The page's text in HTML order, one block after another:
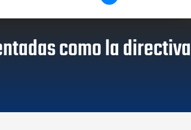
como la directiva